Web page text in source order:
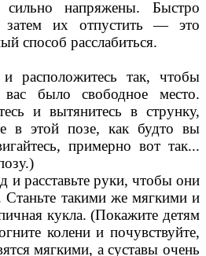
напряжены. Быстро
их отпустить — это
способ расслабиться.
расположитесь так, чтобы
было свободное место.
и вытянитесь в струнку,
в этой позе, как будто вы
примерно вот так...
и расставьте руки, чтобы они
Станьте такими же мягкими и
кукла. (Покажите детям
колени и почувствуйте,
мягкими, а суставы очень